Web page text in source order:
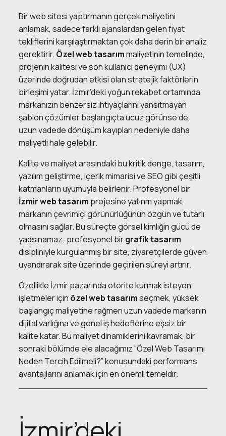
Bir web sitesi yaptırmanın gerçek maliyetini
anlamak, sadece farklı ajanslardan gelen fiyat
tekliflerini karşılaştırmaktan çok daha derin bir analiz
gerektirir. Özel web tasarımmaliyetinin temelinde,
projenin kalitesi ve son kullanıcı deneyimi (UX)
üzerinde doğrudan etkisi olan stratejik faktörlerin
birleşimi yatar. İzmir’deki yoğun rekabet ortamında,
markanızın benzersiz ihtiyaçlarını yansıtmayan
şablon çözümler başlangıçta ucuz görünse de,
uzun vadede dönüşüm kayıpları nedeniyle daha
maliyetli hale gelebilir.
Kalite ve maliyet arasındaki bu kritik denge, tasarım,
yazılım geliştirme, içerik mimarisi ve SEO gibi çeşitli
katmanların uyumuyla belirlenir. Profesyonel bir
İzmir web tasarım projesine yatırım yapmak,
markanın çevrimiçi görünürlüğünün özgün ve tutarlı
olmasını sağlar. Bu süreçte görsel kimliğin gücü de
yadsınamaz; profesyonel birgrafik tasarım
disipliniyle kurgulanmış bir site, ziyaretçilerde güven
uyandırarak site üzerinde geçirilen süreyi artırır.
Özellikle İzmir pazarında otorite kurmak isteyen
işletmeler için özel web tasarımseçmek, yüksek
başlangıç maliyetine rağmen uzun vadede markanın
dijital varlığına ve genel iş hedeflerine eşsiz bir
kalite katar. Bu maliyet dinamiklerini kavramak, bir
sonraki bölümde ele alacağımız “Özel Web Tasarımı
Neden Tercih Edilmeli?” konusundaki performans
avantajlarını anlamak için en önemli temeldir.